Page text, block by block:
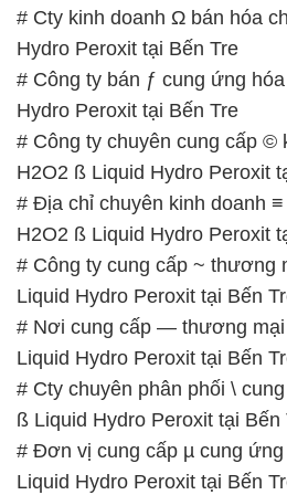
# Cty kinh doanh Ω bán hóa
Hydro Peroxit tại Bến Tre
# Công ty bán ƒ cung ứng
Hydro Peroxit tại Bến Tre
# Công ty chuyên cung cấp ©
H2O2 ß Liquid Hydro Peroxit
# Địa chỉ chuyên kinh doanh
H2O2 ß Liquid Hydro Peroxit
# Công ty cung cấp ~ thương
Liquid Hydro Peroxit tại Bến
# Nơi cung cấp — thương mại
Liquid Hydro Peroxit tại Bến
# Cty chuyên phân phối \
ß Liquid Hydro Peroxit tại Bến
# Đơn vị cung cấp µ cung
Liquid Hydro Peroxit tại Bến